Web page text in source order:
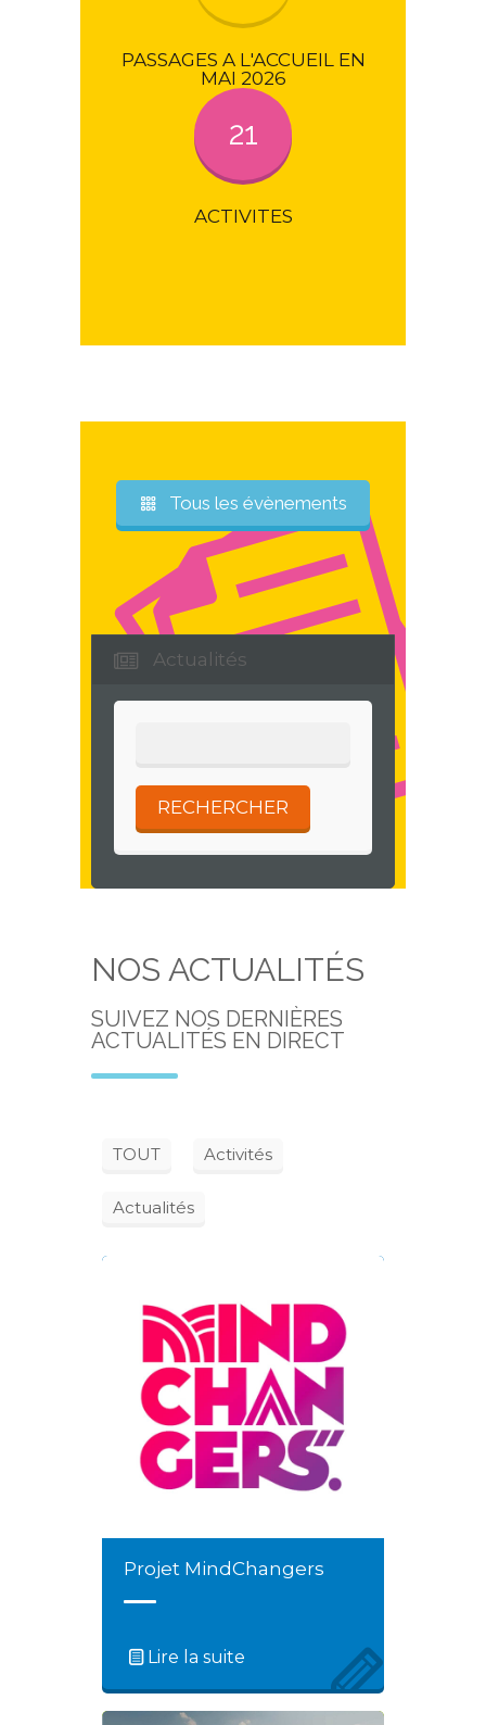
PASSAGES A L'ACCUEIL EN
MAI 2026
21
ACTIVITES
Tous les évènements
Actualités
NOS ACTUALITÉS
SUIVEZ NOS DERNIÈRES
ACTUALITÉS EN DIRECT
TOUT Activités
Actualités
Projet MindChangers
Lire la suite